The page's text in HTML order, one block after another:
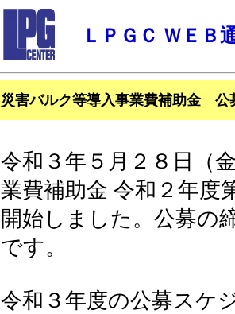
ＬＰＧＣ ＷＥＢ
災害バルク等導入事業費補助金 公
令和３年５月２８日（
業費補助金 令和２年度
開始しました。公募の
です。
令和３年度の公募スケ